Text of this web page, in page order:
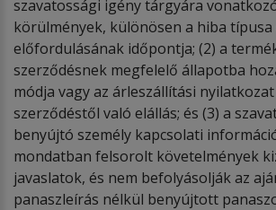
szavatossági igény tárgyára
körülmények, különösen a hiba típusa
előfordulásának időpontja; (2) a
szerződésnek megfelelő állapotba
módja vagy az árleszállítási nyilatkozat
szerződéstől való elállás; és (3) a
benyújtó személy kapcsolati
mondatban felsorolt követelmények
javaslatok, és nem befolyásolják az
panaszleírás nélkül benyújtott